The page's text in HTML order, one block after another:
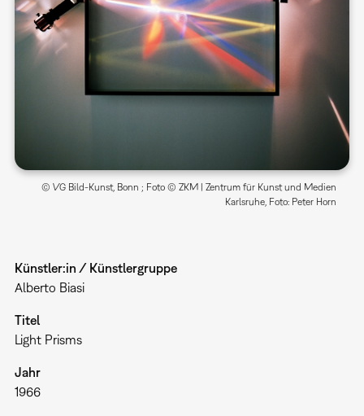
© VG Bild-Kunst, Bonn ; Foto © ZKM | Zentrum für Kunst und Medien
Karlsruhe, Foto: Peter Horn
Künstler:in / Künstlergruppe
Alberto Biasi
Titel
Light Prisms
Jahr
1966